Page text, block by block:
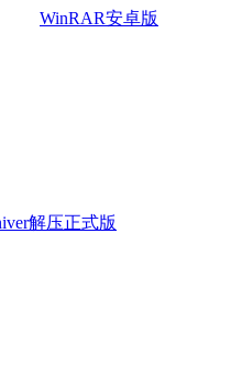
WinRAR安卓版
解压正式版